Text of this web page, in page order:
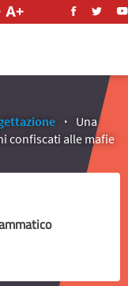
Una
confiscati alle mafie